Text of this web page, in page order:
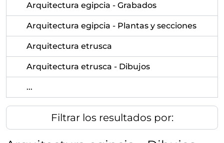
Arquitectura egipcia - Grabados
Arquitectura egipcia - Plantas y secciones
Arquitectura etrusca
Arquitectura etrusca - Dibujos
...
Filtrar los resultados por: